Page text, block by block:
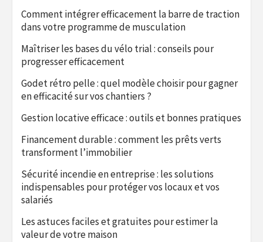
Comment intégrer efficacement la barre de traction
dans votre programme de musculation
Maîtriser les bases du vélo trial : conseils pour
progresser efficacement
Godet rétro pelle : quel modèle choisir pour gagner
en efficacité sur vos chantiers ?
Gestion locative efficace : outils et bonnes pratiques
Financement durable : comment les prêts verts
transforment l’immobilier
Sécurité incendie en entreprise : les solutions
indispensables pour protéger vos locaux et vos
salariés
Les astuces faciles et gratuites pour estimer la
valeur de votre maison